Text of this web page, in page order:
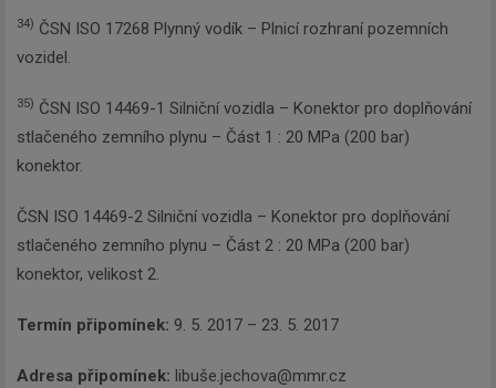
34) ČSN ISO 17268 Plynný vodík – Plnicí rozhraní pozemních
vozidel.
35) ČSN ISO 14469-1 Silniční vozidla – Konektor pro doplňování
stlačeného zemního plynu – Část 1 : 20 MPa (200 bar)
konektor.
ČSN ISO 14469-2 Silniční vozidla – Konektor pro doplňování
stlačeného zemního plynu – Část 2 : 20 MPa (200 bar)
konektor, velikost 2.
Termín připomínek: 9. 5. 2017 – 23. 5. 2017
Adresa připomínek: libuše.jechova@mmr.cz